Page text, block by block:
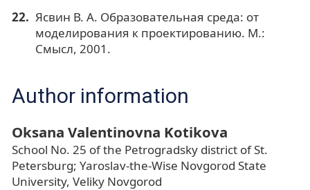
Ясвин В. А. Образовательная среда: от
моделирования к проектированию. М.:
Смысл, 2001.
Author information
Oksana Valentinovna Kotikova
School No. 25 of the Petrogradsky district of St.
Petersburg; Yaroslav-the-Wise Novgorod State
University, Veliky Novgorod